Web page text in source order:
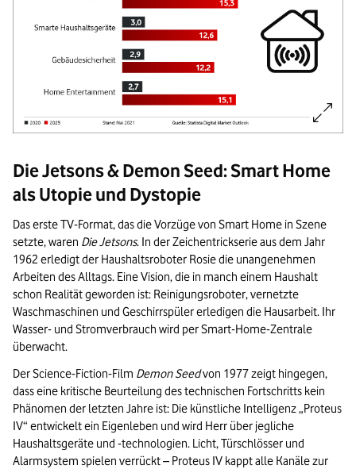
Im Jahr 2020 nutzten in Deutschland etwa 5 Millionen Haushalte
Ende der Bildinformationen.
Die Jetsons & Demon Seed: Smart Home
als Utopie und Dystopie
Das erste TV-Format, das die Vorzüge von Smart Home in Szene
setzte, waren Die Jetsons. In der Zeichentrickserie aus dem Jahr
1962 erledigt der Haushaltsroboter Rosie die unangenehmen
Arbeiten des Alltags. Eine Vision, die in manch einem Haushalt
schon Realität geworden ist: Reinigungsroboter, vernetzte
Waschmaschinen und Geschirrspüler erledigen die Hausarbeit. Ihr
Wasser- und Stromverbrauch wird per Smart-Home-Zentrale
überwacht.
Der Science-Fiction-Film Demon Seedvon 1977 zeigt hingegen,
dass eine kritische Beurteilung des technischen Fortschritts kein
Phänomen der letzten Jahre ist: Die künstliche Intelligenz „Proteus
IV“ entwickelt ein Eigenleben und wird Herr über jegliche
Haushaltsgeräte und -technologien. Licht, Türschlösser und
Alarmsystem spielen verrückt – Proteus IV kappt alle Kanäle zur